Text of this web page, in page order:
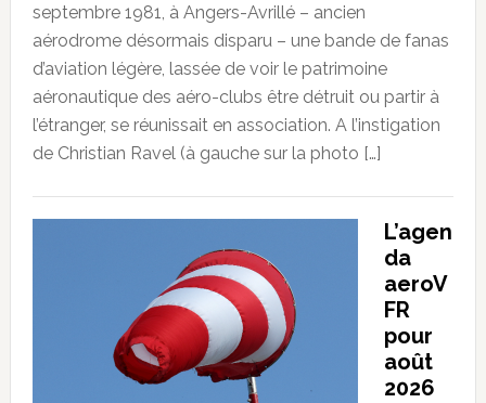
septembre 1981, à Angers-Avrillé – ancien
aérodrome désormais disparu – une bande de fanas
d’aviation légère, lassée de voir le patrimoine
aéronautique des aéro-clubs être détruit ou partir à
l’étranger, se réunissait en association. A l’instigation
de Christian Ravel (à gauche sur la photo […]
L’agen
da
aeroV
FR
pour
août
2026